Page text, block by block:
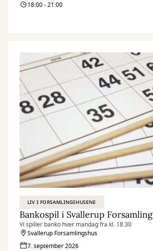
18:00 - 21:00
LIV I FORSAMLINGSHUSENE
Bankospil i Svallerup
Vi spiller banko hver mandag fra kl. 18.30
Svallerup Forsamlingshus
7. september 2026